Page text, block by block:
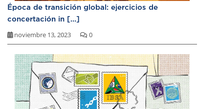
Época de transición global: ejercicios de
concertación in [...]
noviembre 13, 2023 0